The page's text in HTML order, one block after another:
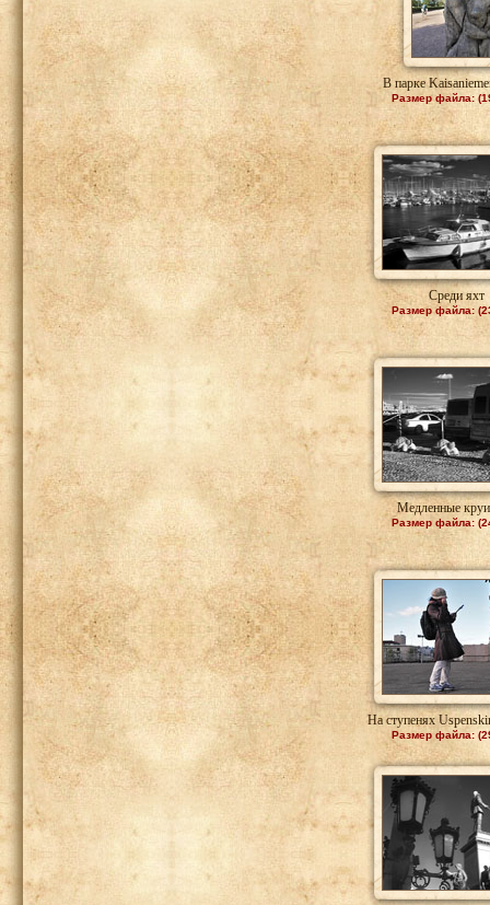
В парке
Размер файла:
Среди яхт
Размер файла:
Медленные
Размер файла:
На ступенях
Размер файла: